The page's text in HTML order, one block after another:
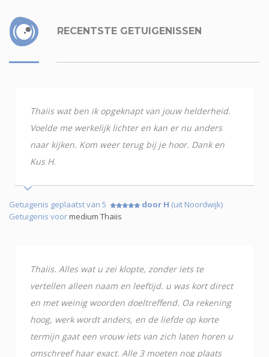
RECENTSTE GETUIGENISSEN
Thaiis wat ben ik opgeknapt van jouw helderheid.
Voelde me werkelijk lichter en kan er nu anders
naar kijken. Kom weer terug bij je hoor. Dank en
Kus H.
Getuigenis geplaatst van 5 door H (uit Noordwijk)
Getuigenis voormedium Thaiis
Thaiis. Alles wat u zei klopte, zonder iets te
vertellen alleen naam en leeftijd. u was kort direct
en met weinig woorden doeltreffend. Oa rekening
hoog, werk wordt anders, en de liefde op korte
termijn gaat een vrouw iets van zich laten horen u
omschreef haar exact. Alle 3 moeten nog plaats